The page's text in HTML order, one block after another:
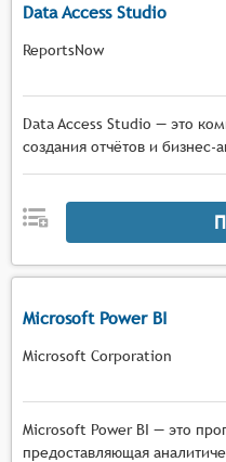
Data Access Studio
ReportsNow
Data Access Studio — это
создания отчётов и бизнес-
Microsoft Power BI
Microsoft Corporation
Microsoft Power BI — это
предоставляющая